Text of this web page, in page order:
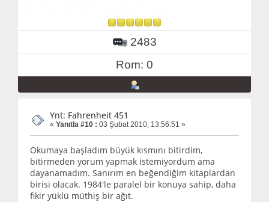
2483
Rom: 0
Ynt: Fahrenheit 451
« Yanıtla #10 : 03 Şubat 2010, 13:56:51 »
Okumaya başladım büyük kısmını bitirdim,
bitirmeden yorum yapmak istemiyordum ama
dayanamadım. Sanırım en beğendiğim kitaplardan
birisi olacak. 1984'le paralel bir konuya sahip, daha
fikir yüklü müthiş bir ağıt.